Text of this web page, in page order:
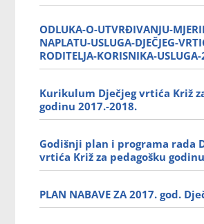
ODLUKA-O-UTVRĐIVANJU-
NAPLATU-USLUGA-DJEČJEG-
RODITELJA-KORISNIKA-
Kurikulum Dječjeg vrtića Križ
godinu 2017.-2018.
Godišnji plan i programa rada
vrtića Križ za pedagošku
PLAN NABAVE ZA 2017. god.